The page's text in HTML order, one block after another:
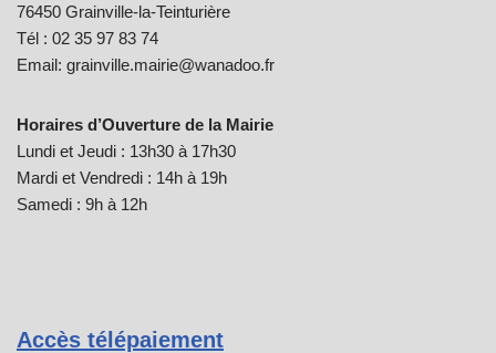
76450 Grainville-la-Teinturière
Tél : 02 35 97 83 74
Email: grainville.mairie@wanadoo.fr
Horaires d’Ouverture de la Mairie
Lundi et Jeudi : 13h30 à 17h30
Mardi et Vendredi : 14h à 19h
Samedi : 9h à 12h
Accès télépaiement